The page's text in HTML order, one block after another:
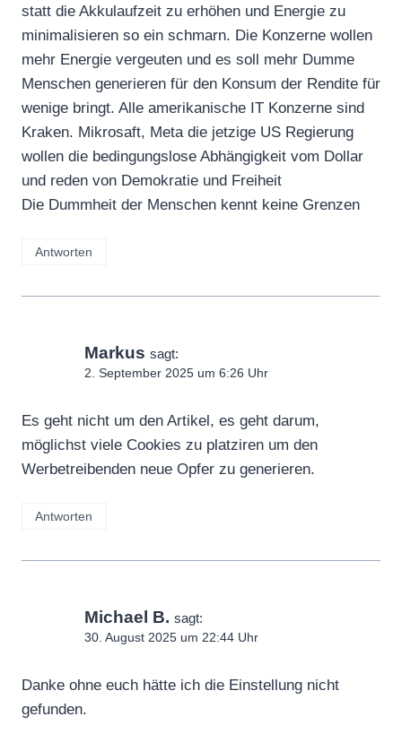
statt die Akkulaufzeit zu erhöhen und Energie zu
minimalisieren so ein schmarn. Die Konzerne wollen
mehr Energie vergeuten und es soll mehr Dumme
Menschen generieren für den Konsum der Rendite für
wenige bringt. Alle amerikanische IT Konzerne sind
Kraken. Mikrosaft, Meta die jetzige US Regierung
wollen die bedingungslose Abhängigkeit vom Dollar
und reden von Demokratie und Freiheit
Die Dummheit der Menschen kennt keine Grenzen
Antworten
Markus sagt:
2. September 2025 um 6:26 Uhr
Es geht nicht um den Artikel, es geht darum,
möglichst viele Cookies zu platziren um den
Werbetreibenden neue Opfer zu generieren.
Antworten
Michael B. sagt:
30. August 2025 um 22:44 Uhr
Danke ohne euch hätte ich die Einstellung nicht
gefunden.